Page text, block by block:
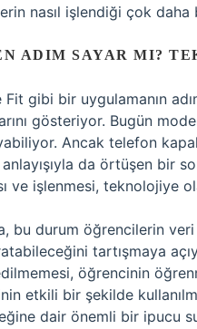
nasıl işlendiği çok
ADIM SAYAR MI?
gibi bir uygulamanın
gösteriyor. Bugün
Ancak telefon
da örtüşen bir
ve işlenmesi, teknolojiye
bu durum öğrencilerin
tartışmaya
öğrencinin
etkili bir şekilde
dair önemli bir ipucu